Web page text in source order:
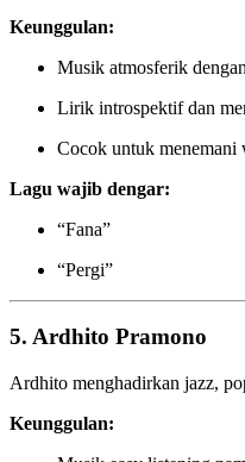
Keunggulan:
Musik atmosferik
Lirik introspektif dan
Cocok untuk menemani
Lagu wajib dengar:
“Fana”
“Pergi”
5. Ardhito Pramono
Ardhito menghadirkan jazz,
Keunggulan: